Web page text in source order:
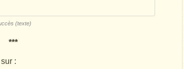
(texte)
***
: